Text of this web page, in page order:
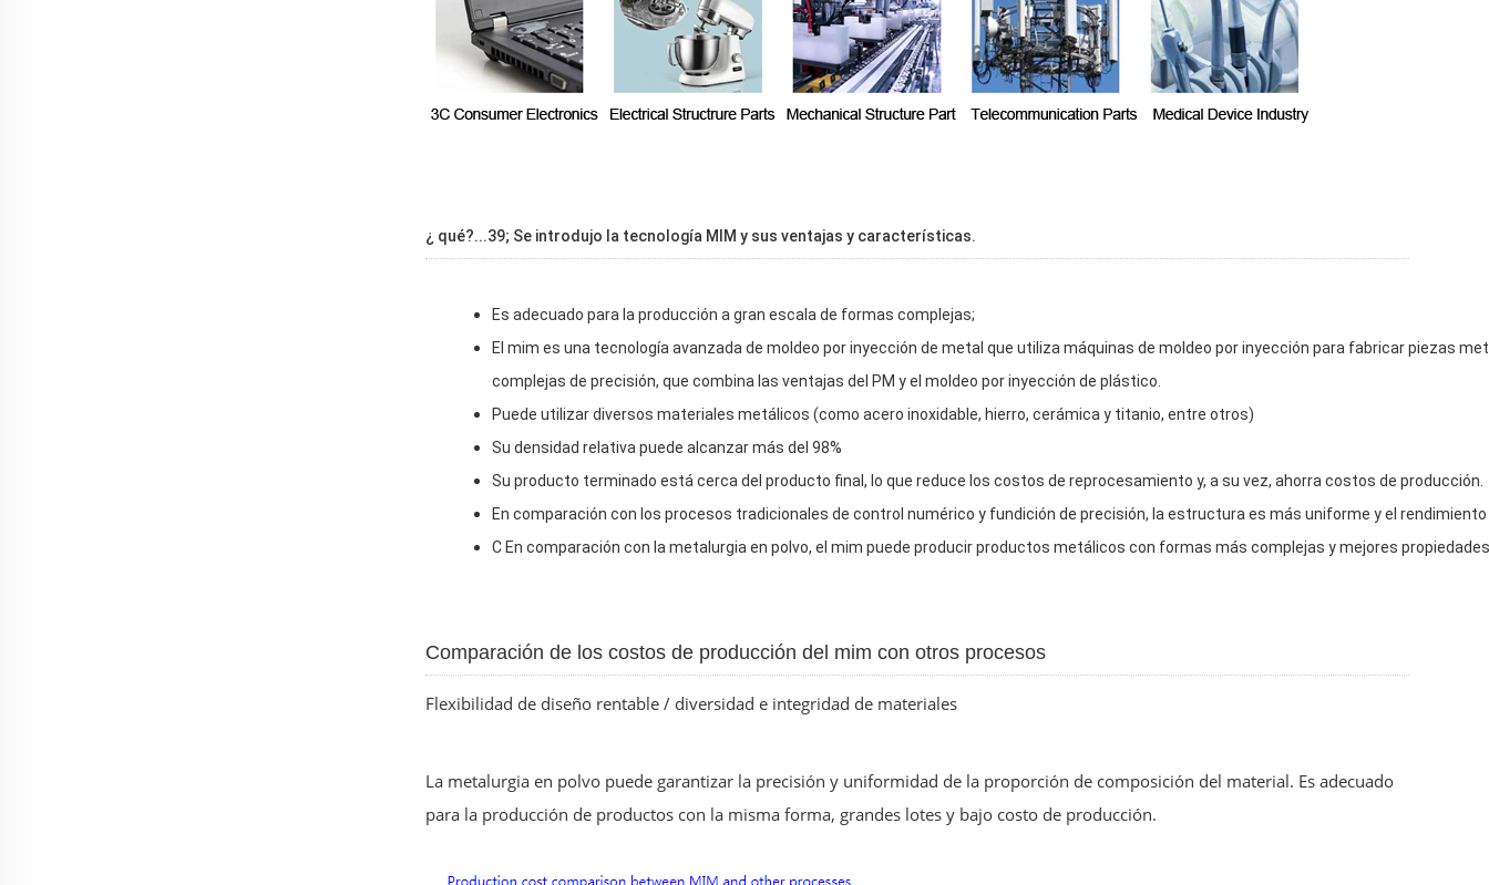
¿ qué?...39; Se introdujo la tecnología MIM y sus ventajas y características.
Es adecuado para la producción a gran escala de formas complejas;
El mim es una tecnología avanzada de moldeo por inyección de metal que utiliza máquinas de moldeo por inyección para fabricar piezas
complejas de precisión, que combina las ventajas del PM y el moldeo por inyección de plástico.
Puede utilizar diversos materiales metálicos (como acero inoxidable, hierro, cerámica y titanio, entre otros)
Su densidad relativa puede alcanzar más del 98%
Su producto terminado está cerca del producto final, lo que reduce los costos de reprocesamiento y, a su vez, ahorra costos de producción.
En comparación con los procesos tradicionales de control numérico y fundición de precisión, la estructura es más uniforme y el rendimiento
C En comparación con la metalurgia en polvo, el mim puede producir productos metálicos con formas más complejas y mejores
Comparación de los costos de producción del mim con otros procesos
Flexibilidad de diseño rentable / diversidad e integridad de materiales
La metalurgia en polvo puede garantizar la precisión y uniformidad de la proporción de composición del material. Es adecuado
para la producción de productos con la misma forma, grandes lotes y bajo costo de producción.